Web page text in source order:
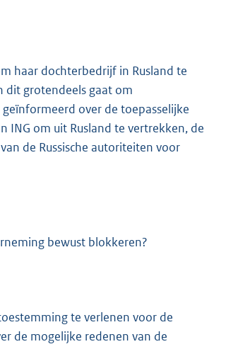
haar dochterbedrijf in Rusland te
dit grotendeels gaat om
over de toepasselijke
ING om uit Rusland te vertrekken, de
de Russische autoriteiten voor
bewust blokkeren?
te verlenen voor de
de mogelijke redenen van de